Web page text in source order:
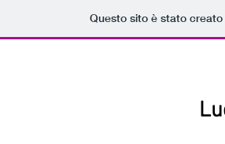
Questo sito è stato